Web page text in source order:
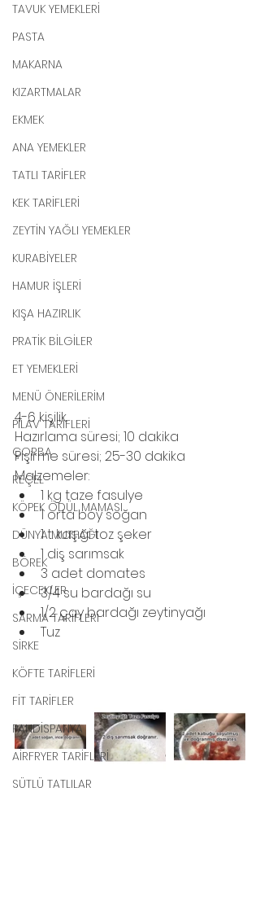
TAVUK YEMEKLERİ
PASTA
MAKARNA
KIZARTMALAR
EKMEK
ANA YEMEKLER
TATLI TARİFLER
KEK TARİFLERİ
ZEYTİN YAĞLI YEMEKLER
KURABİYELER
HAMUR İŞLERİ
KIŞA HAZIRLIK
PRATİK BİLGİLER
ET YEMEKLERİ
MENÜ ÖNERİLERİM
PİLAV TARİFLERİ
ÇORBA
REÇEL
KÖPEK ÖDÜL MAMASI
DÜNYA MUTFAĞI
BÖREK
İÇECEKLER
SARMA TARİFLERİ
SİRKE
KÖFTE TARİFLERİ
FİT TARİFLER
PANDİSPANYA
AİRFRYER TARİFLERİ
SÜTLÜ TATLILAR
4-6 kişilik.
Hazırlama süresi; 10 dakika
Pişirme süresi; 25-30 dakika
Malzemeler:
1 kg taze fasulye
1 orta boy soğan
1 t. kaşığı toz şeker
1 diş sarımsak
3 adet domates
3/4 su bardağı su
1/2 çay bardağı zeytinyağı
Tuz